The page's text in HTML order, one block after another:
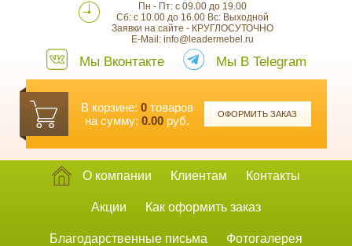
Пн - Пт: с 09.00 до 19.00
Сб: с 10.00 до 16.00 Вс: Выходной
Заявки на сайте - КРУГЛОСУТОЧНО
E-Mail: info@leadermebel.ru
Мы Вконтакте Мы В Telegram
В корзине: 0товаров
на сумму: 0.00 руб. ОФОРМИТЬ ЗАКАЗ
О компании Клиентам Контакты
Акции Как оформить заказ
Благодарственные письма Фотогалерея